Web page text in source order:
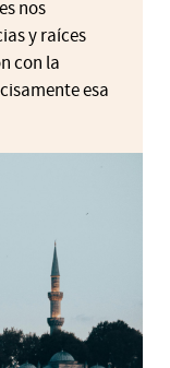
nos
y raíces
con la
esa